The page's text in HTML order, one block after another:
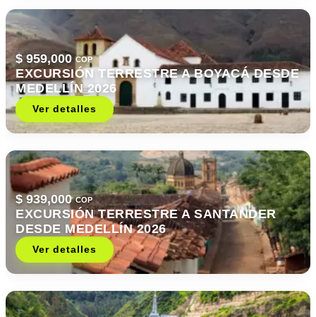
$ 959,000COP
EXCURSIÓN TERRESTRE A BOYACÁ DESDE
MEDELLÍN 2026
Ver detalles
$ 939,000COP
EXCURSIÓN TERRESTRE A SANTANDER
DESDE MEDELLÍN 2026
Ver detalles